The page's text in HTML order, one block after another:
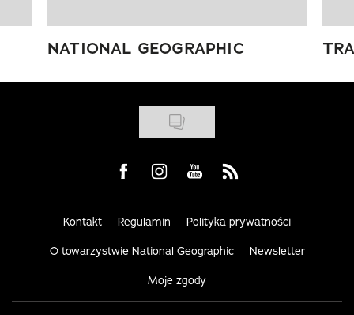
NATIONAL GEOGRAPHIC
Visit us on Facebook
Visit us on Instagram
Visit us on Youtube
Visit us on Rss
Kontakt Regulamin Polityka prywatności
O towarzystwie National Geographic Newsletter
Moje zgody